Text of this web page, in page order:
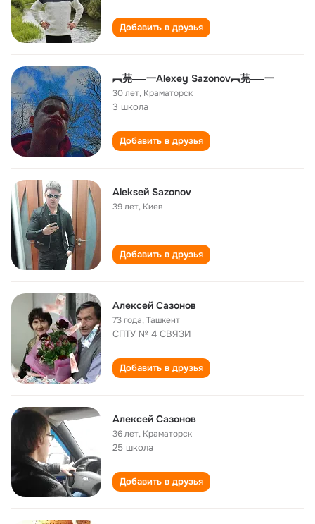
Добавить в друзья
︻芫══一Alexey Sazonov︻芫══一
30 лет, Краматорск
3 школа
Добавить в друзья
Alekseй Sazonov
39 лет, Киев
Добавить в друзья
Алексей Сазонов
73 года,Ташкент
СПТУ № 4 СВЯЗИ
Добавить в друзья
Алексей Сазонов
36 лет, Краматорск
25 школа
Добавить в друзья